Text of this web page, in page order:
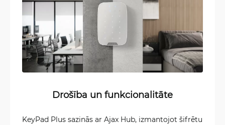
Drošība un funkcionalitāte
KeyPad Plus sazinās ar Ajax Hub, izmantojot šifrētu